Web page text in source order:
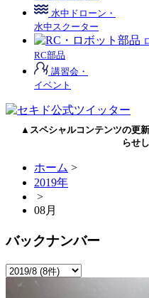
水中ドローン・
水中スクーター
RC部品
講習会・
イベント
▲スペシャルコンテンツの更
らせ
ホーム >
2019年
>
08月
バックナンバー